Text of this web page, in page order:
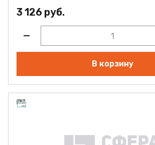
3 126 руб.
В корзину